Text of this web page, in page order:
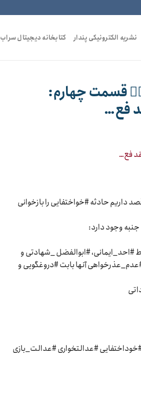
نشریه الکترونیکی پندار کتابخانه دیجیتال سراب
نقد فعالیت های #شاگردان_غفاری۴⃣ قسمت چهارم:
فع…
داریم حادثه #خواختفایی را بازخوانی
وجود دارد:
#احد_ایمانی، #ابوالفضل _شهادتی و
آنها بابت #دروغگویی و
#عدالتخواری #عدالت_بازی